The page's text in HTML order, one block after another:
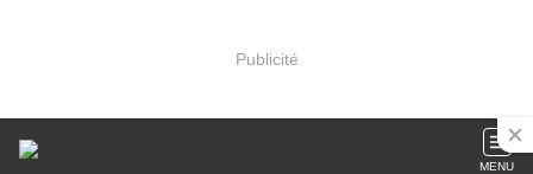
Publicité
MENU